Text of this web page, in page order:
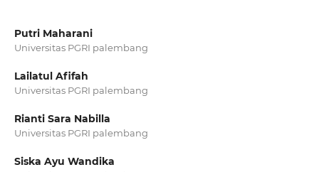
Putri Maharani
Universitas PGRI palembang
Lailatul Afifah
Universitas PGRI palembang
Rianti Sara Nabilla
Universitas PGRI palembang
Siska Ayu Wandika